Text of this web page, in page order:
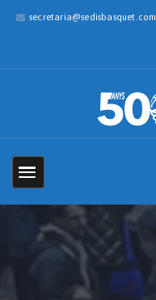
secretaria@sedisbasquet.com